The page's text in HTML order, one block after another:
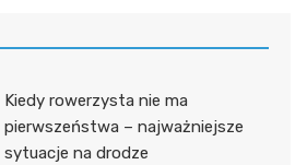
Kiedy rowerzysta nie ma
pierwszeństwa – najważniejsze
sytuacje na drodze